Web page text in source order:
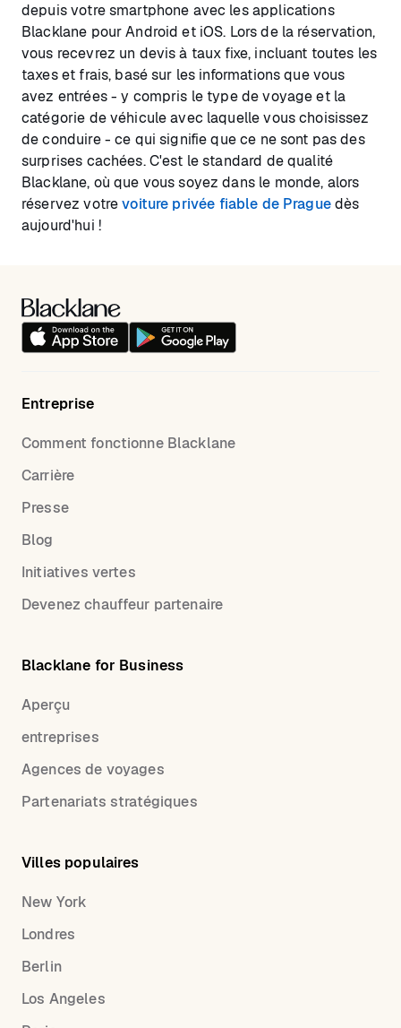
depuis votre smartphone avec les applications
Blacklane pour Android et iOS. Lors de la réservation,
vous recevrez un devis à taux fixe, incluant toutes les
taxes et frais, basé sur les informations que vous
avez entrées - y compris le type de voyage et la
catégorie de véhicule avec laquelle vous choisissez
de conduire - ce qui signifie que ce ne sont pas des
surprises cachées. C'est le standard de qualité
Blacklane, où que vous soyez dans le monde, alors
réservez votrevoiture privée fiable de Praguedès
aujourd'hui !
Entreprise
Comment fonctionne Blacklane
Carrière
Presse
Blog
Initiatives vertes
Devenez chauffeur partenaire
Blacklane for Business
Aperçu
entreprises
Agences de voyages
Partenariats stratégiques
Villes populaires
New York
Londres
Berlin
Los Angeles